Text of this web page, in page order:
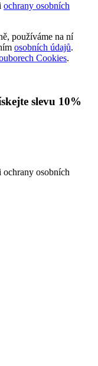
ochrany osobních
používáme na ní
osobních údajů.
Cookies.
slevu 10%
ochrany osobních